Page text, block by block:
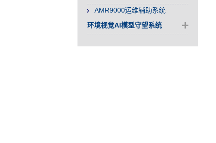
AMR9000运维辅助系统
环境视觉AI模型守望系统